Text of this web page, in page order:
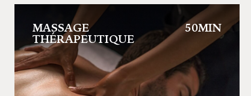
MASSAGE
THÉRAPEUTIQUE
50MIN